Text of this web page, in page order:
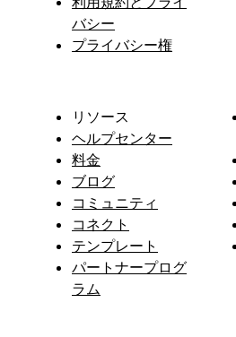
バシー
プライバシー権
リソース
ヘルプセンター
料金
ブログ
コミュニティ
コネクト
テンプレート
パートナープログ
ラム